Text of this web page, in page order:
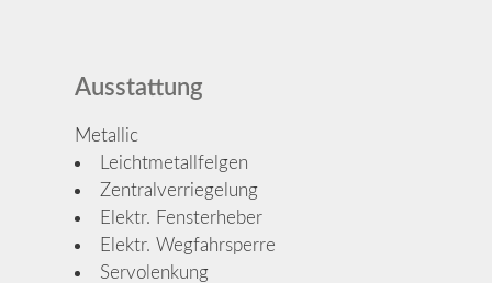
Ausstattung
Metallic
Leichtmetallfelgen
Zentralverriegelung
Elektr. Fensterheber
Elektr. Wegfahrsperre
Servolenkung